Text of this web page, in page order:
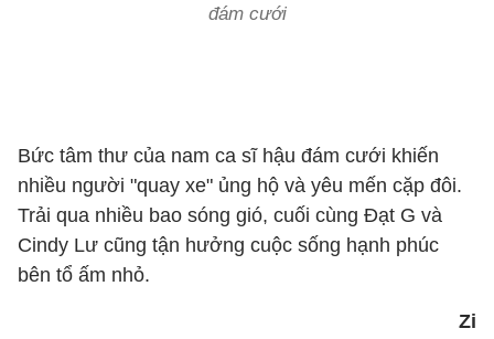
đám cưới
Bức tâm thư của nam ca sĩ hậu đám cưới khiến
nhiều người "quay xe" ủng hộ và yêu mến cặp đôi.
Trải qua nhiều bao sóng gió, cuối cùng Đạt G và
Cindy Lư cũng tận hưởng cuộc sống hạnh phúc
bên tổ ấm nhỏ.
Zi